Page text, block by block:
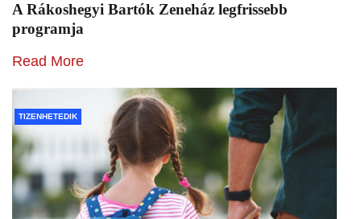
A Rákoshegyi Bartók Zeneház legfrissebb
programja
Read More
TIZENHETEDIK